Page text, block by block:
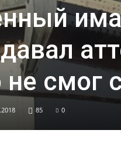
не смог
85 0